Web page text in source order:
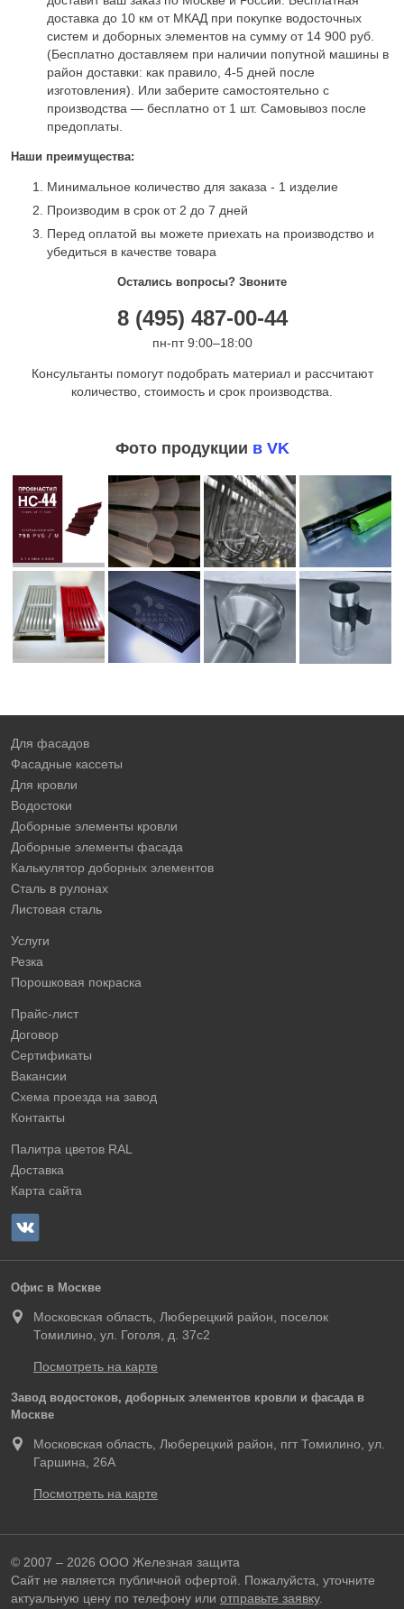
доставка до 10 км от МКАД при покупке водосточных
систем и доборных элементов на сумму от 14 900 руб.
(Бесплатно доставляем при наличии попутной машины в
район доставки: как правило, 4-5 дней после
изготовления). Или заберите самостоятельно с
производства — бесплатно от 1 шт. Самовывоз после
предоплаты.
Наши преимущества:
Минимальное количество для заказа - 1 изделие
Производим в срок от 2 до 7 дней
Перед оплатой вы можете приехать на производство и
убедиться в качестве товара
Остались вопросы? Звоните
8 (495) 487-00-44
пн-пт 9:00–18:00
Консультанты помогут подобрать материал и рассчитают
количество, стоимость и срок производства.
Фото продукции в VK
Для фасадов
Фасадные кассеты
Для кровли
Водостоки
Доборные элементы кровли
Доборные элементы фасада
Калькулятор доборных элементов
Сталь в рулонах
Листовая сталь
Услуги
Резка
Порошковая покраска
Прайс-лист
Договор
Сертификаты
Вакансии
Схема проезда на завод
Контакты
Палитра цветов RAL
Доставка
Карта сайта
Офис в Москве
Московская область, Люберецкий район, поселок
Томилино, ул. Гоголя, д. 37с2
Посмотреть на карте
Завод водостоков, доборных элементов кровли и фасада в
Москве
Московская область, Люберецкий район, пгт Томилино, ул.
Гаршина, 26А
Посмотреть на карте
© 2007 – 2026 ООО Железная защита
Сайт не является публичной офертой. Пожалуйста, уточните
актуальную цену по телефону или отправьте заявку.